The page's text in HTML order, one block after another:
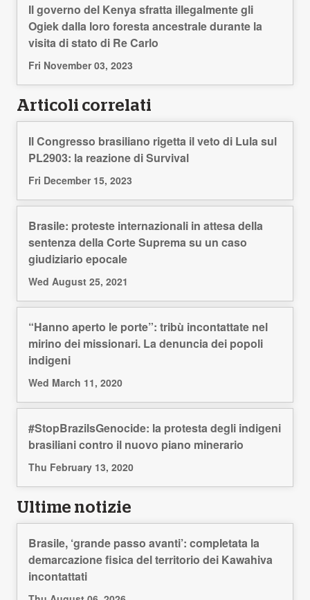
Il governo del Kenya sfratta illegalmente gli
Ogiek dalla loro foresta ancestrale durante la
visita di stato di Re Carlo
Fri November 03, 2023
Articoli correlati
Il Congresso brasiliano rigetta il veto di Lula sul
PL2903: la reazione di Survival
Fri December 15, 2023
Brasile: proteste internazionali in attesa della
sentenza della Corte Suprema su un caso
giudiziario epocale
Wed August 25, 2021
“Hanno aperto le porte”: tribù incontattate nel
mirino dei missionari. La denuncia dei popoli
indigeni
Wed March 11, 2020
#StopBrazilsGenocide: la protesta degli indigeni
brasiliani contro il nuovo piano minerario
Thu February 13, 2020
Ultime notizie
Brasile, ‘grande passo avanti’: completata la
demarcazione fisica del territorio dei Kawahiva
incontattati